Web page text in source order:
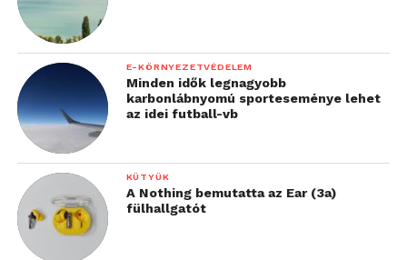
E-KÖRNYEZETVÉDELEM
Minden idők legnagyobb
karbonlábnyomú sporteseménye lehet
az idei futball-vb
KÜTYÜK
A Nothing bemutatta az Ear (3a)
fülhallgatót